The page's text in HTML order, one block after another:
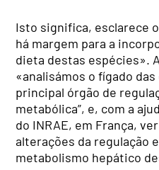
Isto significa, esclarece
há margem para a
dieta destas espécies».
«analisámos o fígado
principal órgão de
metabólica”, e, com a
do INRAE, em França,
alterações da regulação
metabolismo hepático